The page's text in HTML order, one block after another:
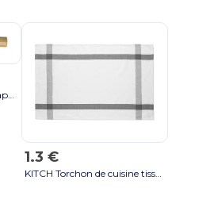
1.3 €
KITCH Torchon de cuisine tissu recycl - GiftRetail MO6871 gris